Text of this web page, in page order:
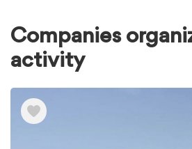
Companies
activity